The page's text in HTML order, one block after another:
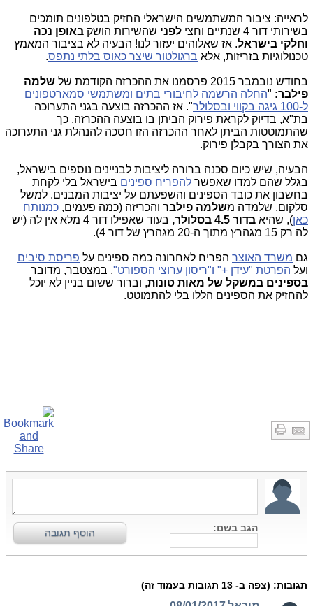
לראייה: ציבור המשתמשים הישראלי החזיק בטלפונים תומכים
בשירותי דור 4 שנתיים וחצי
לפני שהשירות הושק באופן נכה
וחלקי בישראל. אז שאלוהים יעזור לנו! הבעיה לא בציבור המאמץ
טכנולוגיות בזריזות, אלא ברגולטור שיצר כאוס בלתי נתפס.
בחודש נובמבר 2015 פרסמנו את ההכרזה הקודמת של
שלמה
פילבר: "החלה הרשמה לחיבורי בתים ומשתמשי סמארטפונים
ל-100 גיגה בקווי ובסלולר
". אז ההכרזה בוצעה בגני התערוכה
בת"א, בדיוק לקראת פירוק הביתן בו בוצעה ההכרזה, כך
שהתמוטטות הביתן לאחר ההכרזה הזו חסכה להנהלת גני התערוכה
את הצורך בקבלן פירוק.
הבעיה, שיש כיום סכנה ברורה ליציבות לבניינים נוספים בישראל,
בגלל שהם למדו שאפשר להפריח ספינים בישראל בלי לקחת
בחשבון את כובד הספינים והשפעתם על יציבות המבנים. למשל
סלקום, שלמדה משלמה פילבר והכריזה (כמה פעמים, כמנותח
כאן), שהיא בדור 4.5 בסלולר,
בעוד שאפילו דור 4 מלא אין לה (יש
לה רק 15 מגהרץ מתוך ה-20 מגהרץ של דור 4).
גם משרד האוצר הפריח לאחרונה כמה ספינים על פריסת סיבים
ועל הפרטת "עידן +" ו"ריסון ערוצי הספורט". במצטבר, מדובר
בספינים במשקל של מאות טונות, וברור ששום בניין לא יוכל
להחזיק את הספינים הללו בלי להתמוטט.